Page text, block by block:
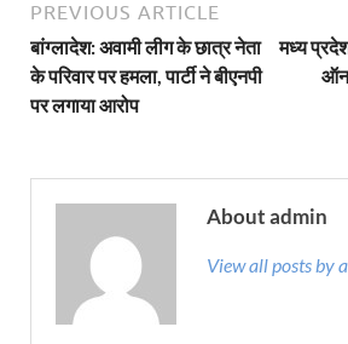
PREVIOUS ARTICLE
बांग्लादेश: अवामी लीग के छात्र नेता
के परिवार पर हमला, पार्टी ने बीएनपी
पर लगाया आरोप
मध्य
About admin
View all posts by